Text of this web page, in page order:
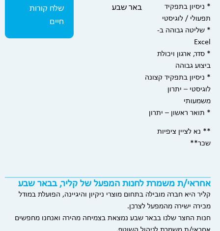
* ניסיון בתפקיד
תפעולי / לוגיסטי
* שליטה גבוהה ב-
Excel
* סדר, ארגון ויכולת
ביצוע גבוהה
* ניסיון בתפקיד קצונה
לוגיסטי – יתרון
משמעותי
* תואר ראשון – יתרון
** נא לציין ציפיות
שכר**
באר שבע
שלח קורות
חיים
אחראי/ת משמרת לחנות המפעל של קליר, בבאר שבע
קליר היא חברה מובילה בתחום מוצרי ניקיון והיגיינה, הפועלת במודל
מכירה ישירה מהמפעל לצרכן.
חנות החצר שלנו בבאר שבע נמצאת בצמיחה מהירה ואנחנו מחפשים